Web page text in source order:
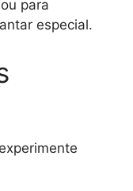
para
especial.